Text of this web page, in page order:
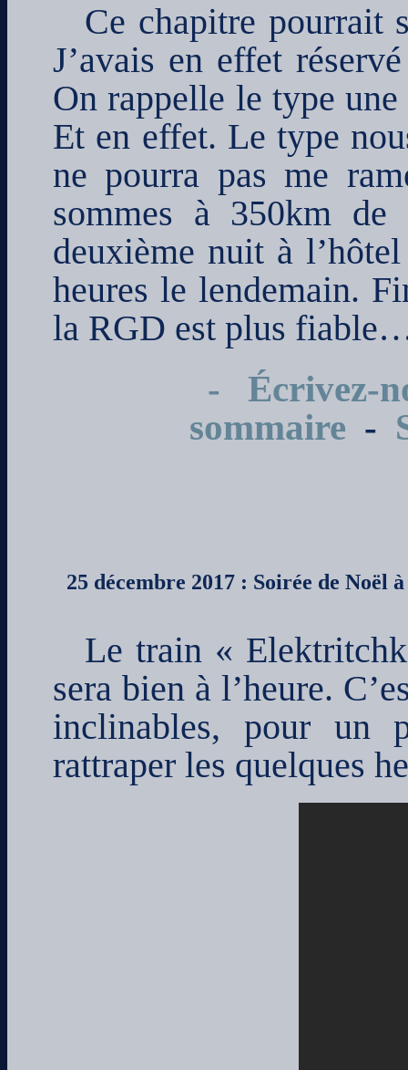
Ce chapitre pourrait
J’avais en effet
On rappelle le type
Et en effet. Le type
ne pourra pas me
sommes à 350km
deuxième nuit à
heures le lendemain.
la RGD est plus
- Écrivez-
sommaire -
25 décembre 2017 : Soirée de Noël
Le train «
sera bien à l’heure.
inclinables, pour un
rattraper les quelques